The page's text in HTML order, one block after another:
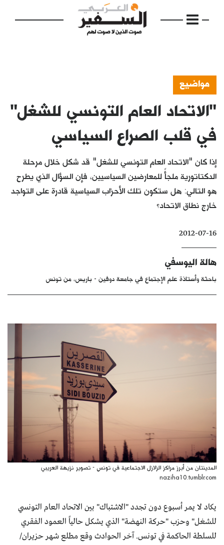
الرئيسية
مواضيع
إفتتاحية
فكرة
دفاتر
بالصورة
كتّابنا
الأرشيف
مواضيع
"الاتحاد العام التونسي للشغل"
في قلب الصراع السياسي
إذا كان "الاتحاد العام التونسي للشغل" قد شكل خلال مرحلة
الدكتاتورية ملجأً للمعارضين السياسيين، فإن السؤال الذي يطرح
هو التالي: هل ستكون تلك الأحزاب السياسية قادرة على التواجد
خارج نطاق الاتحاد؟
2012-07-16
هالة اليوسفي
باحثة وأستاذة علم الإجتماع في جامعة دوفين - باريس، من تونس
المدينتان من أبرز مراكز الزلازل الاجتماعية في تونس - تصوير نزيهة العريبي
naziha10.tumblr.com
يكاد لا يمر أسبوع دون تجدد "الاشتباك" بين الاتحاد العام التونسي
للشغل" وحزب "حركة النهضة" الذي يشكل حالياً العمود الفقري
للسلطة الحاكمة في تونس. آخر الحوادث وقع مطلع شهر حزيران/